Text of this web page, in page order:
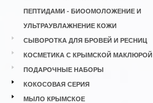
ПЕПТИДАМИ - БИООМОЛОЖЕНИЕ И
УЛЬТРАУВЛАЖНЕНИЕ КОЖИ
СЫВОРОТКА ДЛЯ БРОВЕЙ И РЕСНИЦ
КОСМЕТИКА С КРЫМСКОЙ МАКЛЮРОЙ
ПОДАРОЧНЫЕ НАБОРЫ
КОКОСОВАЯ СЕРИЯ
МЫЛО КРЫМСКОЕ